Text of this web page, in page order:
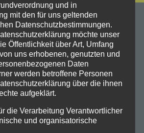
und in
mit den für uns geltenden
Datenschutzbestimmungen.
möchte unser
Öffentlichkeit über Art, Umfang
uns erhobenen, genutzten und
Daten
werden betroffene Personen
über die ihnen
aufgeklärt.
die Verarbeitung Verantwortlicher
und organisatorische